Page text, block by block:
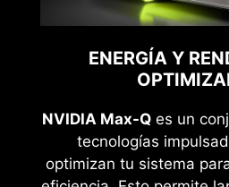
ENERGÍA Y
NVIDIA Max-Qes un
tecnologías
optimizan tu sistema